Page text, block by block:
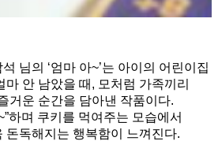
님의 ‘엄마 아~’는 아이의 어린이집
안 남았을 때, 모처럼 가족끼리
거운 순간을 담아낸 작품이다.
하며 쿠키를 먹여주는 모습에서
돈독해지는 행복함이 느껴진다.